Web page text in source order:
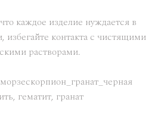
каждое изделие нуждается в
контакта с чистящими
растворами.
гематит, гранат